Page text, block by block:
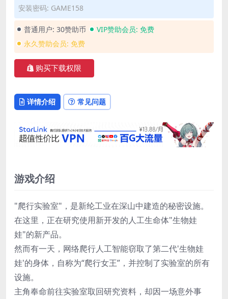
安装密码: GAME158
普通用户: 30赞助币 VIP赞助会员: 免费
永久赞助会员: 免费
购买下载权限
详情介绍 常见问题
游戏介绍
"爬行实验室"，是新纶工业在深山中建造的秘密设施。
在这里，正在研究使用新开发的人工生命体"生物娃
娃"的新产品。
然而有一天，网络爬行人工智能窃取了第二代'生物娃
娃'的身体，自称为“爬行女王”，并控制了实验室的所有
设施。
主角奉命前往实验室取回研究资料，却因一场意外事